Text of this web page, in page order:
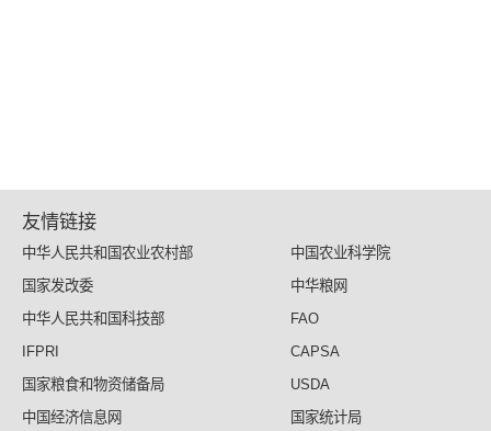
友情链接
中华人民共和国农业农村部
中国农业科学院
国家发改委
中华粮网
中华人民共和国科技部
FAO
IFPRI
CAPSA
国家粮食和物资储备局
USDA
中国经济信息网
国家统计局